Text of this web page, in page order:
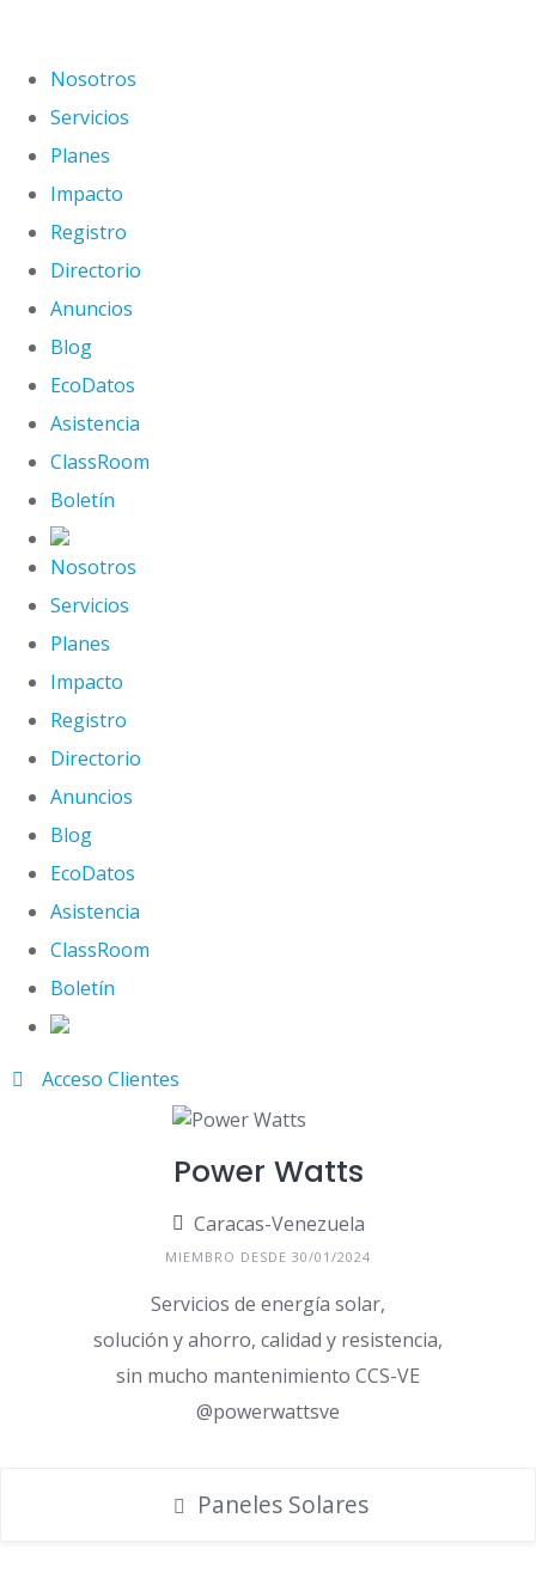
Nosotros
Servicios
Planes
Impacto
Registro
Directorio
Anuncios
Blog
EcoDatos
Asistencia
ClassRoom
Boletín
Nosotros
Servicios
Planes
Impacto
Registro
Directorio
Anuncios
Blog
EcoDatos
Asistencia
ClassRoom
Boletín
Acceso Clientes
Power Watts
Caracas-Venezuela
MIEMBRO DESDE 30/01/2024
Servicios de energía solar,
solución y ahorro, calidad y resistencia,
sin mucho mantenimiento CCS-VE
@powerwattsve
Paneles Solares